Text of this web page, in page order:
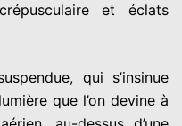
et éclats
qui s’insinue
que l’on devine à